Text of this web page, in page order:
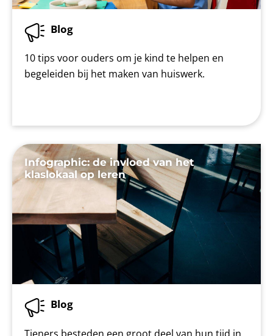
Blog
10 tips voor ouders om je kind te helpen en
begeleiden bij het maken van huiswerk.
Infographic: de invloed van het
klaslokaal op leren
Blog